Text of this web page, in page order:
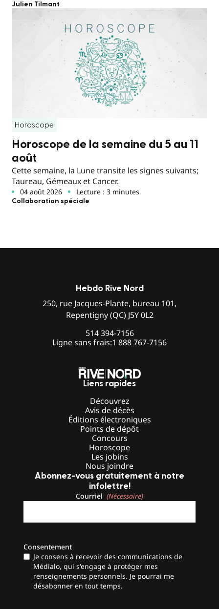
Julien Tilmant
Horoscope
Horoscope de la semaine du 5 au 11
août
Cette semaine, la Lune transite les signes suivants;
Taureau, Gémeaux et Cancer.
04 août 2026 Lecture : 3 minutes
Collaboration spéciale
Hebdo Rive Nord
250, rue Jacques-Plante, bureau 101,
Repentigny (QC) J5Y 0L2
514 394-7156
Ligne sans frais:1 888 767-7156
Liens rapides
Découvrez
Avis de décès
Éditions électroniques
Points de dépôt
Concours
Horoscope
Les jobins
Nous joindre
Abonnez-vous gratuitement à notre
infolettre!
Courriel (Nécessaire)
Consentement
Je consens à recevoir des communications de
Médialo, qui s'engage à protéger mes
renseignements personnels. Je pourrai me
désabonner en tout temps.